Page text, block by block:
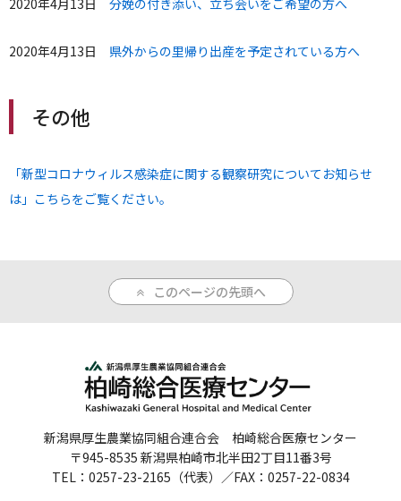
2020年4月13日 分娩の付き添い、立ち会いをご希望の方へ
2020年4月13日 県外からの里帰り出産を予定されている方へ
その他
「新型コロナウィルス感染症に関する観察研究についてお知らせ
は」こちらをご覧ください。
このページの先頭へ
新潟県厚生農業協同組合連合会 柏崎総合医療センター
〒945-8535 新潟県柏崎市北半田2丁目11番3号
TEL：0257-23-2165（代表）／FAX：0257-22-0834